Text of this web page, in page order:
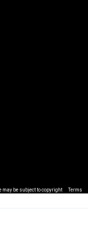
may be subject to copyright Terms